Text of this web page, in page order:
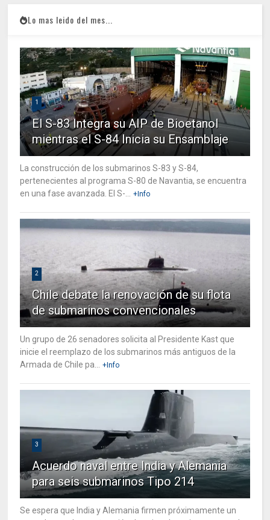
Lo mas leido del mes...
1
El S-83 Integra su AIP de Bioetanol
mientras el S-84 Inicia su Ensamblaje
La construcción de los submarinos S-83 y S-84,
pertenecientes al programa S-80 de Navantia, se encuentra
en una fase avanzada. El S-...
+Info
2
Chile debate la renovación de su flota
de submarinos convencionales
Un grupo de 26 senadores solicita al Presidente Kast que
inicie el reemplazo de los submarinos más antiguos de la
Armada de Chile pa...
+Info
3
Acuerdo naval entre India y Alemania
para seis submarinos Tipo 214
Se espera que India y Alemania firmen próximamente un